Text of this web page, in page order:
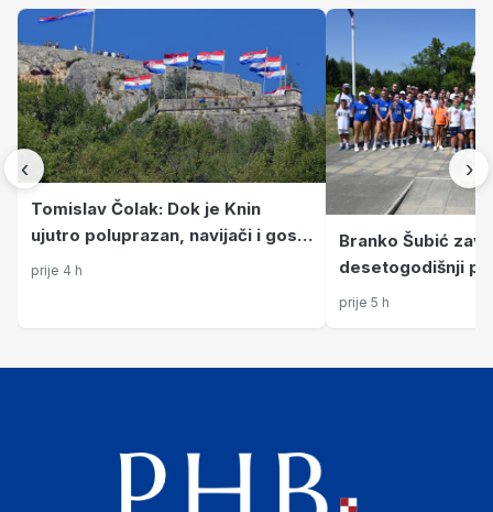
‹
Tomislav Čolak: Dok je Knin
ujutro poluprazan, navijači i gost
iz Hong Konga održavaju duh
prije 4 h
Branko Šubić
desetogodišnji
povezao krajeve
prije 5 h
›